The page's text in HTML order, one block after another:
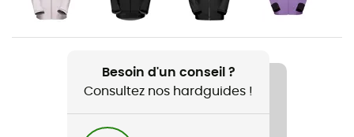
Poids
Nom du produit
Hiking V Pants
Besoin d'un conseil ?
Consultez nos hardguides !